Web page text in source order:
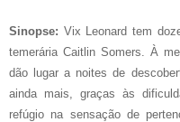
Sinopse: Vix Leonard tem
temerária Caitlin Somers. À
dão lugar a noites de
ainda mais, graças às
refúgio na sensação de